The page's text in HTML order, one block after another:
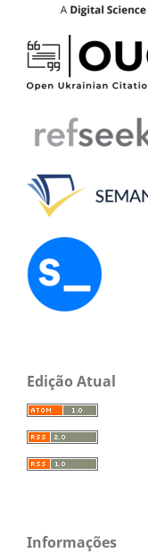
Edição Atual
Informações